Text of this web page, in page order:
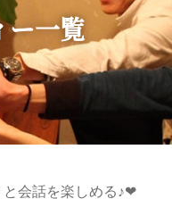
ー一覧
会話を楽しめる♪❤